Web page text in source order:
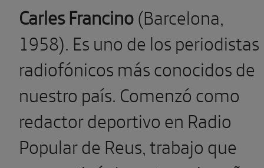
Carles Francino(Barcelona,
1958). Es uno de los periodistas
radiofónicos más conocidos de
nuestro país. Comenzó como
redactor deportivo en Radio
Popular de Reus, trabajo que